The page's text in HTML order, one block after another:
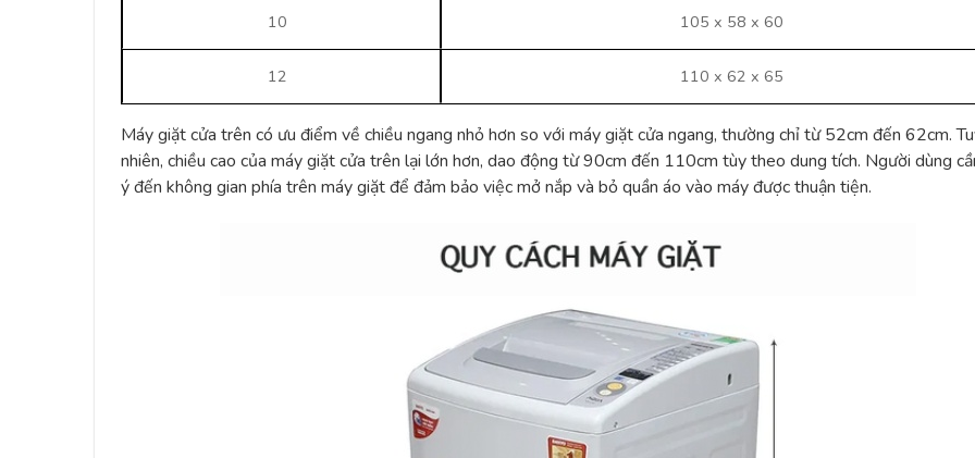
10 105 x 58 x 60
12 110 x 62 x 65
Máy giặt cửa trên có ưu điểm về chiều ngang nhỏ hơn so với máy giặt cửa ngang, thường chỉ từ 52cm đến 62cm.
nhiên, chiều cao của máy giặt cửa trên lại lớn hơn, dao động từ 90cm đến 110cm tùy theo dung tích. Người dùng
ý đến không gian phía trên máy giặt để đảm bảo việc mở nắp và bỏ quần áo vào máy được thuận tiện.